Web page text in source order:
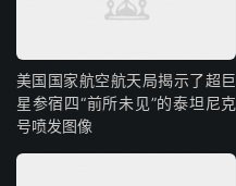
美国国家航空航天局揭示了超巨
星参宿四“前所未见”的泰坦尼克
号喷发图像